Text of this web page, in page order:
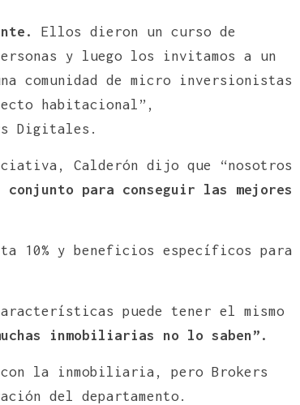
Ellos dieron un curso de
y luego los invitamos a un
comunidad de micro inversionistas
habitacional”,
Digitales.
Calderón dijo que “nosotros
conjunto para conseguir las mejores
10% y beneficios específicos para
puede tener el mismo
inmobiliarias no lo saben”.
la inmobiliaria, pero Brokers
del departamento.